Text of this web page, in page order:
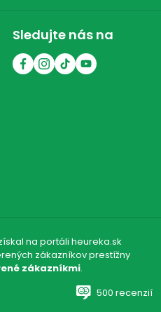
Sledujte nás na
na portáli heureka.sk
zákazníkov prestížny
zákazníkmi.
500 recenzií